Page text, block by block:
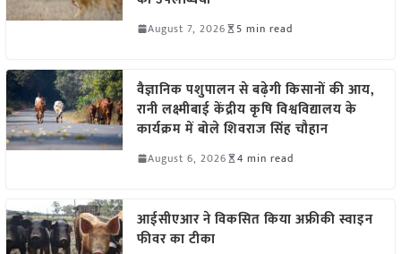
August 7, 2026 5 min read
वैज्ञानिक पशुपालन से बढ़ेगी किसानों की आय,
रानी लक्ष्मीबाई केंद्रीय कृषि विश्वविद्यालय के
कार्यक्रम में बोले शिवराज सिंह चौहान
August 6, 2026 4 min read
आईसीएआर ने विकसित किया अफ्रीकी स्वाइन
फीवर का टीका